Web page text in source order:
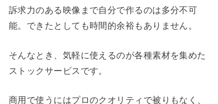
訴求力のある映像まで自分で作るのは多分不可
能。できたとしても時間的余裕もありません。
そんなとき、気軽に使えるのが各種素材を集めた
ストックサービスです。
商用で使うにはプロのクオリティで被りもなく、